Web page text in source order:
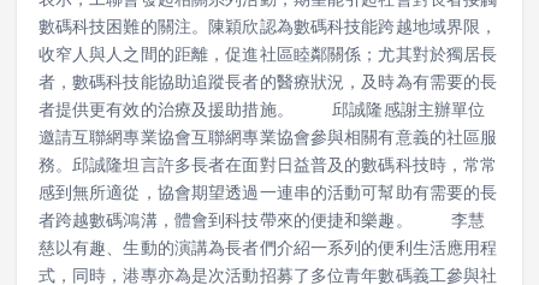
表示，工聯會發起相關系列活動，期望能引起社會對長者接觸
數碼科技困難的關注。陳穎欣認為數碼科技能跨越地域界限，
收窄人與人之間的距離，促進社區睦鄰關係；尤其對於獨居長
者，數碼科技能協助追蹤長者的醫療狀況，及時為有需要的長
者提供更有效的治療及援助措施。 邱誠隆感謝主辦單位
邀請互聯網專業協會互聯網專業協會參與相關有意義的社區服
務。邱誠隆坦言許多長者在面對日益普及的數碼科技時，常常
感到無所適從，協會期望透過一連串的活動可幫助有需要的長
者跨越數碼鴻溝，體會到科技帶來的便捷和樂趣。 李慧
慈以有趣、生動的演講為長者們介紹一系列的便利生活應用程